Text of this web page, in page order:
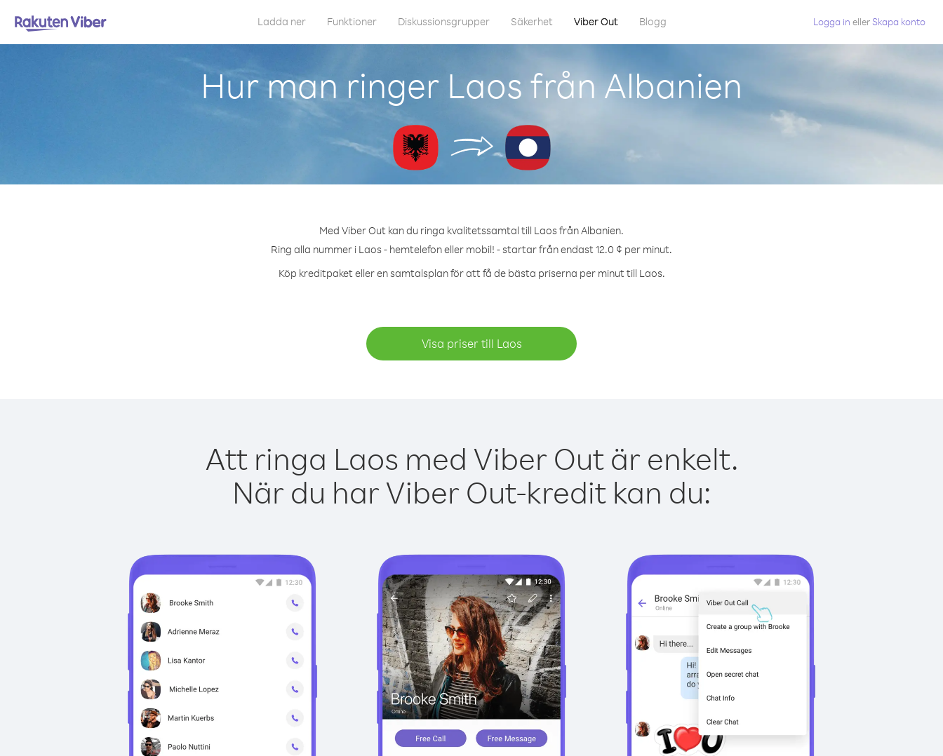
Ladda ner Funktioner Diskussionsgrupper Säkerhet Viber Out Blogg Logga in eller Skapa konto
Hur man ringer Laos från Albanien
Med Viber Out kan du ringa kvalitetssamtal till Laos från Albanien.
Ring alla nummer i Laos - hemtelefon eller mobil! - startar från endast 12.0 ¢ per minut.
Köp kreditpaket eller en samtalsplan för att få de bästa priserna per minut till Laos.
Visa priser till Laos
Att ringa Laos med Viber Out är enkelt.
När du har Viber Out-kredit kan du: